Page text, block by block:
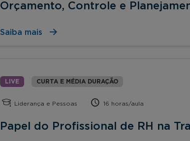
Orçamento, Controle e
Saiba mais
LIVE CURTA E MÉDIA DURAÇÃO
Liderança e Pessoas 16 horas/aula
Papel do Profissional de RH na